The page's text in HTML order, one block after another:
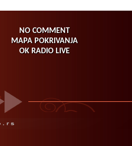
NO COMMENT
MAPA POKRIVANJA
OK RADIO LIVE